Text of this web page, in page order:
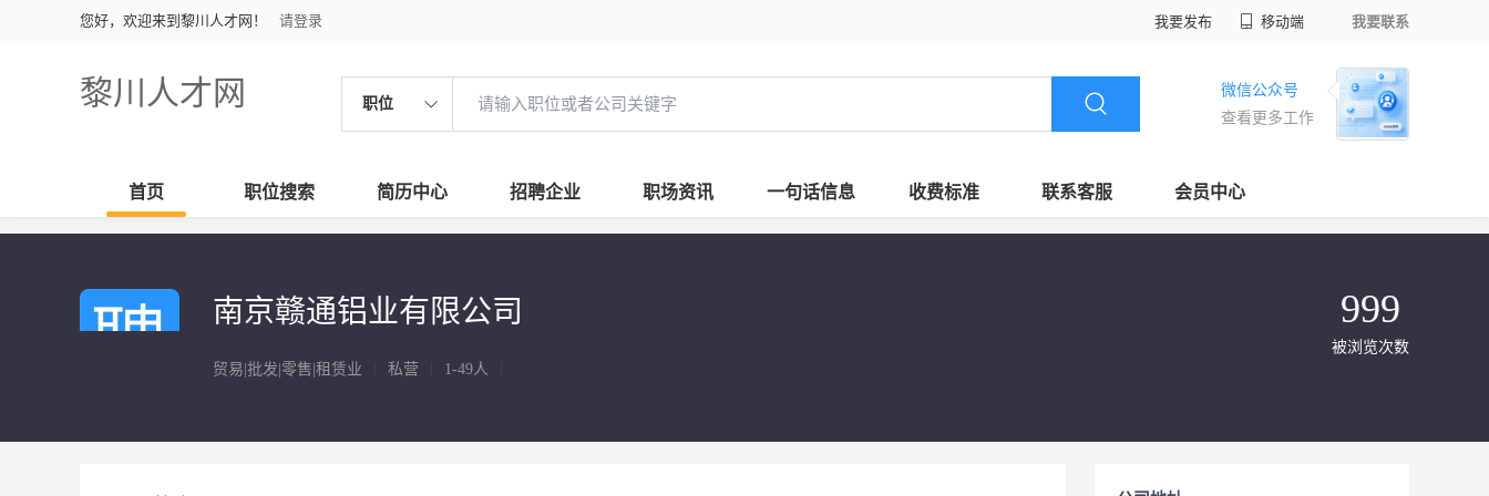
您好，欢迎来到黎川人才网！ 请登录 我要发布 移动端 我要联系
黎川人才网 职位
微信公众号
查看更多工作
首页 职位搜索 简历中心 招聘企业 职场资讯 一句话信息 收费标准 联系客服 会员中心
南京赣通铝业有限公司
贸易|批发|零售|租赁业 私营 1-49人
999
被浏览次数